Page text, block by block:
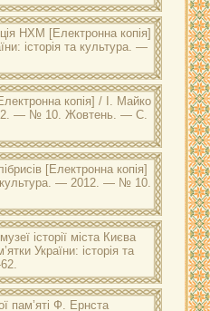
НХМ [Електронна копія]
історія та культура. —
копія] / І. Майко
— № 10. Жовтень. — С.
[Електронна копія]
культура. — 2012. — № 10.
історії міста Києва
України: історія та
пам’яті Ф. Ернста